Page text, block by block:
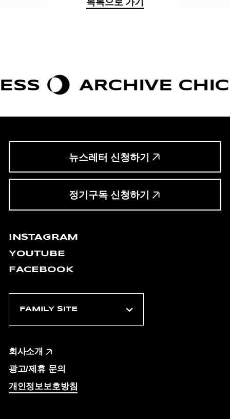
목록으로 가기
ARCHIVE CHIC
뉴스레터 신청하기
정기구독 신청하기
INSTAGRAM
YOUTUBE
FACEBOOK
회사소개
광고/제휴 문의
개인정보보호방침